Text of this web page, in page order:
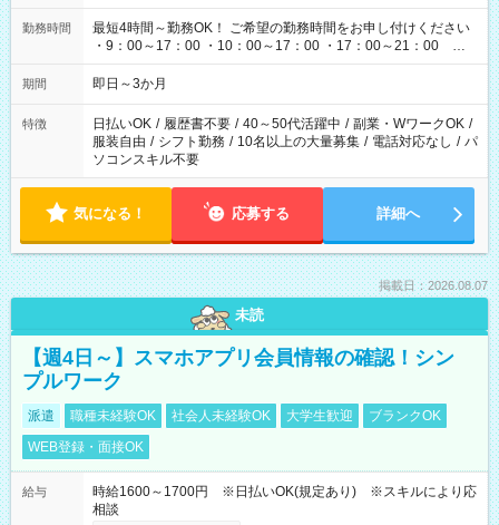
勤務時間
最短4時間～勤務OK！ ご希望の勤務時間をお申し付けください
・9：00～17：00 ・10：00～17：00 ・17：00～21：00 な
ど
期間 即日～3か月
特徴 日払いOK / 履歴書不要 / 40～50代活躍中 / 副業・WワークOK /
服装自由 / シフト勤務 / 10名以上の大量募集 / 電話対応なし / パ
ソコンスキル不要
気になる！ 応募する 詳細へ
掲載日：2026.08.07
未読
【週4日～】スマホアプリ会員情報の確認！シン
プルワーク
派遣 職種未経験OK 社会人未経験OK 大学生歓迎
ブランクOK
WEB登録・面接OK
給与
時給1600～1700円 ※日払いOK(規定あり) ※スキルにより応
相談